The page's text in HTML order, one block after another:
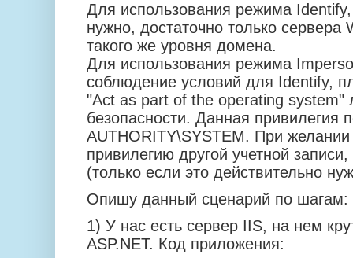
Для использования режима
нужно, достаточно только сервера
такого же уровня домена.
Для использования режима
соблюдение условий для Identify,
"Act as part of the operating system"
безопасности. Данная привилегия
AUTHORITY\SYSTEM. При
привилегию другой учетной
(только если это действительно
Опишу данный сценарий по шагам:
1) У нас есть сервер IIS, на нем
ASP.NET. Код приложения: